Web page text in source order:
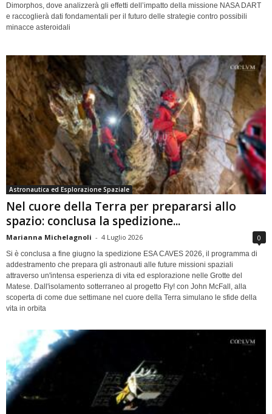
Dimorphos, dove analizzerà gli effetti dell’impatto della missione NASA DART
e raccoglierà dati fondamentali per il futuro delle strategie contro possibili
minacce asteroidali
Astronautica ed Esplorazione Spaziale
Nel cuore della Terra per prepararsi allo
spazio: conclusa la spedizione...
Marianna Michelagnoli - 4 Luglio 2026 0
Si è conclusa a fine giugno la spedizione ESA CAVES 2026, il programma di
addestramento che prepara gli astronauti alle future missioni spaziali
attraverso un'intensa esperienza di vita ed esplorazione nelle Grotte del
Matese. Dall'isolamento sotterraneo al progetto Fly! con John McFall, alla
scoperta di come due settimane nel cuore della Terra simulano le sfide della
vita in orbita